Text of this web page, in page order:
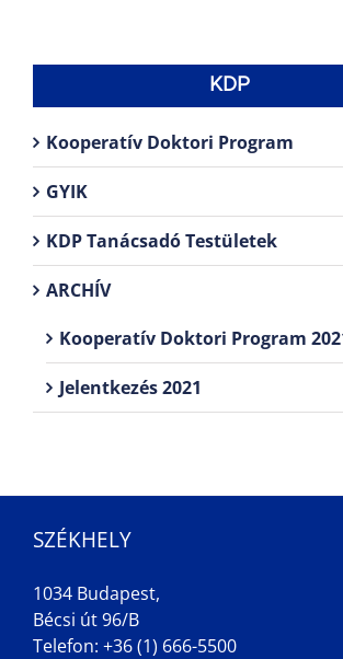
KDP
Kooperatív Doktori Program
GYIK
KDP Tanácsadó Testületek
ARCHÍV
Kooperatív Doktori Program
Jelentkezés 2021
SZÉKHELY
1034 Budapest,
Bécsi út 96/B
Telefon: +36 (1) 666-5500